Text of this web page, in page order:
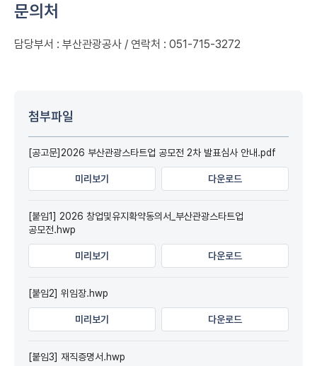
문의처
담당부서 : 부산관광공사 / 연락처 : 051-715-3272
첨부파일
[공고문]2026 부산관광스타트업 공모전 2차 발표심사 안내.pdf
미리보기 다운로드
[붙임1] 2026 창업및유지확약동의서_부산관광스타트업
공모전.hwp
미리보기 다운로드
[붙임2] 위임장.hwp
미리보기 다운로드
[붙임3] 재직증명서.hwp